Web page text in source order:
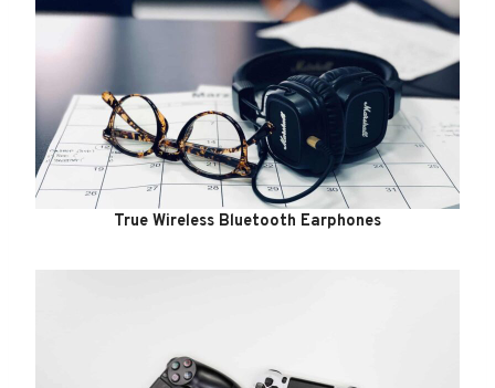
True Wireless Bluetooth Earphones